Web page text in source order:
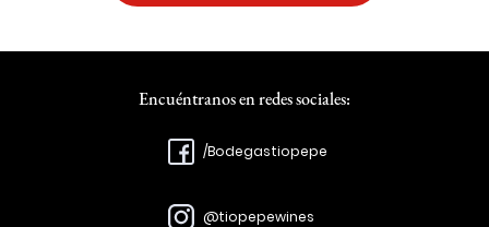
Encuéntranos en redes sociales:
/Bodegastiopepe
@tiopepewines